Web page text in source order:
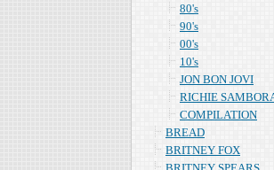
80's
90's
00's
10's
JON BON JOVI
RICHIE
COMPILATION
BREAD
BRITNEY FOX
BRITNEY SPEARS